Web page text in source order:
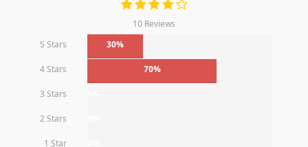
10 Reviews
5 Stars
30%
4 Stars 70%
3 Stars
2 Stars
1 Star